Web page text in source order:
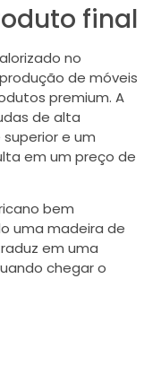
final
no
de móveis
premium. A
de alta
e um
em um preço de
bem
uma madeira de
em uma
chegar o